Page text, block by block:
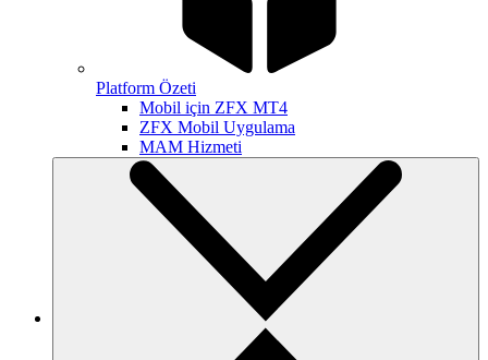
Platform Özeti
Mobil için ZFX MT4
ZFX Mobil Uygulama
MAM Hizmeti